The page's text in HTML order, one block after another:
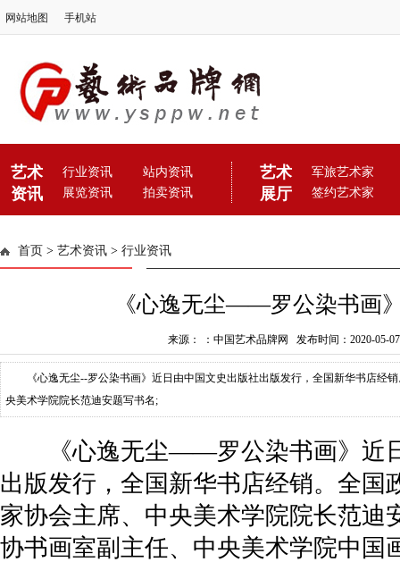
网站地图 手机站
艺术
资讯
行业资讯
站内资讯
展览资讯
拍卖资讯
艺术
展厅
军旅艺术家
签约艺术家
首页 > 艺术资讯 > 行业资讯
《心逸无尘——罗公染书画
来源： ：中国艺术品牌网 发布时间：2020-05-07
《心逸无尘--罗公染书画》近日由中国文史出版社出版发行，全国新华书店经销
央美术学院院长范迪安题写书名;
《心逸无尘——罗公染书画》近日
出版发行，全国新华书店经销。全国
家协会主席、中央美术学院院长范迪
协书画室副主任、中央美术学院中国